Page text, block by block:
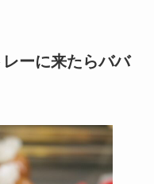
ーに来たらババ